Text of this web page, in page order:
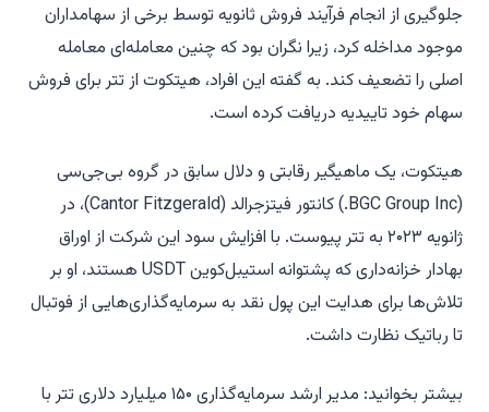
جلوگیری از انجام فرآیند فروش ثانویه توسط برخی از سهامداران
موجود مداخله کرد، زیرا نگران بود که چنین معامله‌ای معامله
اصلی را تضعیف کند. به گفته این افراد، هیتکوت از تتر برای فروش
سهام خود تاییدیه دریافت کرده است.
هیتکوت، یک ماهیگیر رقابتی و دلال سابق در گروه بی‌جی‌سی
(BGC Group Inc.) کانتور فیتزجرالد (Cantor Fitzgerald)، در
ژانویه ۲۰۲۳ به تتر پیوست. با افزایش سود این شرکت از اوراق
بهادار خزانه‌داری که پشتوانه استیبل‌کوین USDT هستند، او بر
تلاش‌ها برای هدایت این پول نقد به سرمایه‌گذاری‌هایی از فوتبال
تا رباتیک نظارت داشت.
بیشتر بخوانید: مدیر ارشد سرمایه‌گذاری ۱۵۰ میلیارد دلاری تتر با